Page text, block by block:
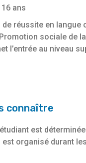
ans
réussite en langue
sociale de
l’entrée au niveau
connaître
est
est organisé durant